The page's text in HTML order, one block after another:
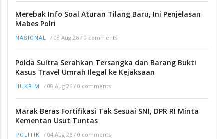
Merebak Info Soal Aturan Tilang Baru, Ini Penjelasan
Mabes Polri
NASIONAL / 08 Aug 26 / 0 comments
Polda Sultra Serahkan Tersangka dan Barang Bukti
Kasus Travel Umrah Ilegal ke Kejaksaan
HUKRIM / 08 Aug 26 / 0 comments
Marak Beras Fortifikasi Tak Sesuai SNI, DPR RI Minta
Kementan Usut Tuntas
POLITIK / 04 Aug 26 / 0 comments